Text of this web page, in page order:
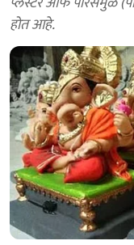
होत आहे.